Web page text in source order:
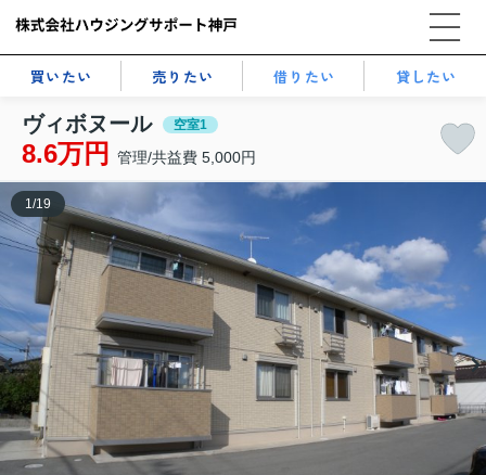
買いたい 売りたい 借りたい 貸したい
ヴィボヌール 空室1
8.6万円 管理/共益費 5,000円
1/19